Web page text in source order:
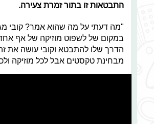
התבטאות זו בתור זמרת צעירה.
"מה דעתי על מה שהוא אמר? קובי
במקום של לשפוט מוזיקה של אף
הדרך שלו להתבטא וקובי עושה את
מבחינת טקסטים אבל לכל מוזיקה